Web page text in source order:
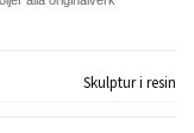
Skulptur i resin